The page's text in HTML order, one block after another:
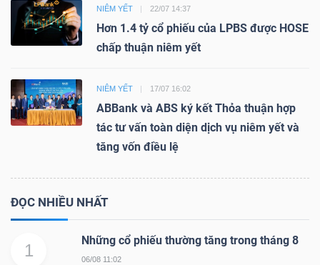
NIÊM YẾT 22/07 14:37
Hơn 1.4 tỷ cổ phiếu của LPBS được HOSE
chấp thuận niêm yết
NIÊM YẾT 17/07 16:02
ABBank và ABS ký kết Thỏa thuận hợp
tác tư vấn toàn diện dịch vụ niêm yết và
tăng vốn điều lệ
ĐỌC NHIỀU NHẤT
1
Những cổ phiếu thường tăng trong tháng 8
06/08 11:02